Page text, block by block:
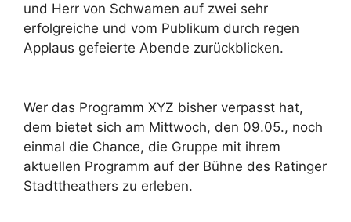
und Herr von Schwamen auf zwei sehr
erfolgreiche und vom Publikum durch regen
Applaus gefeierte Abende zurückblicken.
Wer das Programm XYZ bisher verpasst hat,
dem bietet sich am Mittwoch, den 09.05., noch
einmal die Chance, die Gruppe mit ihrem
aktuellen Programm auf der Bühne des Ratinger
Stadttheathers zu erleben.